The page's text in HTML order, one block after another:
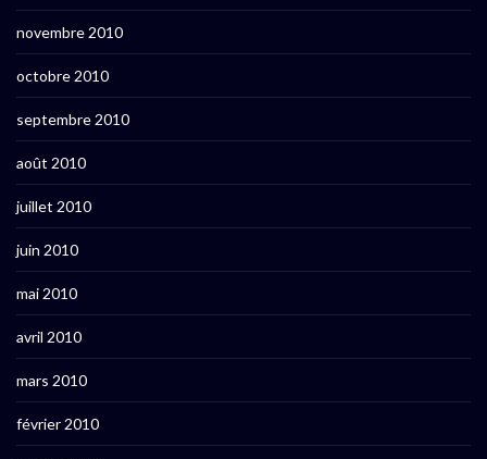
novembre 2010
octobre 2010
septembre 2010
août 2010
juillet 2010
juin 2010
mai 2010
avril 2010
mars 2010
février 2010